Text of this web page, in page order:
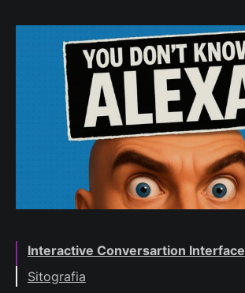
Interactive Conversartion Interface
Sitografia